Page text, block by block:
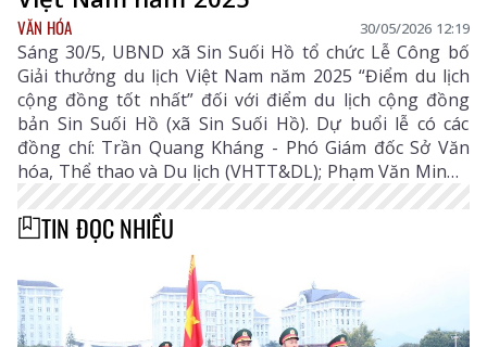
VĂN HÓA 30/05/2026 12:19
Sáng 30/5, UBND xã Sin Suối Hồ tổ chức Lễ Công bố
Giải thưởng du lịch Việt Nam năm 2025 “Điểm du lịch
cộng đồng tốt nhất” đối với điểm du lịch cộng đồng
bản Sin Suối Hồ (xã Sin Suối Hồ). Dự buổi lễ có các
đồng chí: Trần Quang Kháng - Phó Giám đốc Sở Văn
hóa, Thể thao và Du lịch (VHTT&DL); Phạm Văn Minh -
Hồ, Phong Thổ, Khổng Lào; đại diện các phòng, ban,
cơ quan, đơn vị đóng chân trên địa bàn xã cùng nhân
TIN ĐỌC NHIỀU